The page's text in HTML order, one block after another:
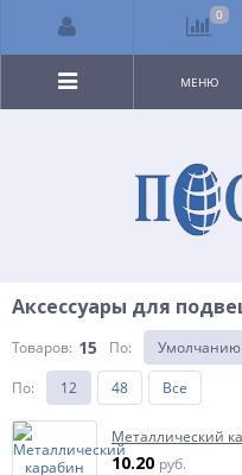
МЕНЮ
Аксессуары для
Товаров: 15 По: Умолчанию
По: 12 48 Все
Металлический
10.20 руб.
0